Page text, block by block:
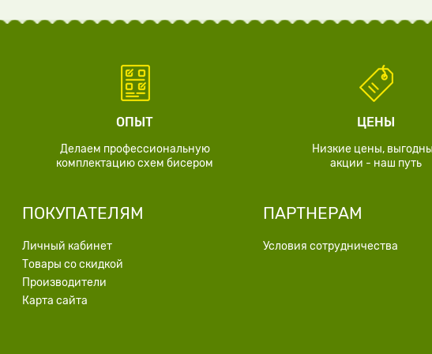
ОПЫТ
Делаем профессиональную
комплектацию схем бисером
ЦЕНЫ
Низкие цены,
акции - наш путь
ПОКУПАТЕЛЯМ
Личный кабинет
Товары со скидкой
Производители
Карта сайта
ПАРТНЕРАМ
Условия сотрудничества